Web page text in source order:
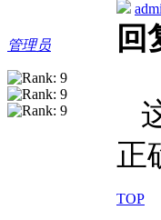
管理员 回
正
TOP